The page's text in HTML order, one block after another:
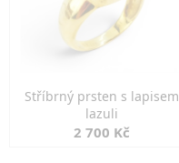
Stříbrný prsten s lapisem
lazuli
2 700 Kč